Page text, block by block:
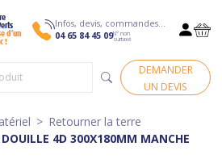
d’un
!
Infos, devis, commandes…
04 65 84 45 09N° non
surtaxé
DEMANDER
UN DEVIS
Retourner la terre
DOUILLE 4D 300X180MM MANCHE